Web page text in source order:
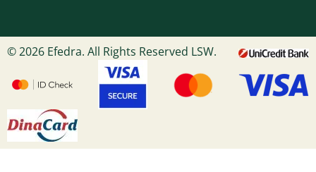
© 2026 Efedra. All Rights Reserved LSW.